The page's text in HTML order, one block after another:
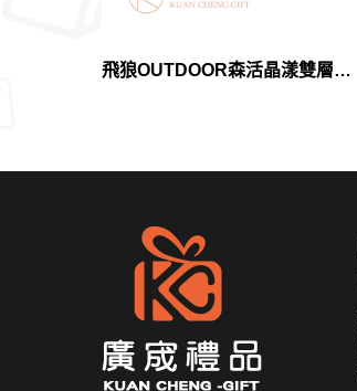
飛狼OUTDOOR森活晶漾雙層玻璃瓶套組